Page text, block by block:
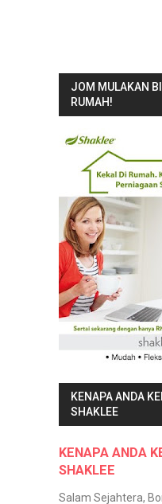
JOM MULAKAN
RUMAH!
KENAPA ANDA
SHAKLEE
KENAPA ANDA
SHAKLEE
Salam Sejahtera,